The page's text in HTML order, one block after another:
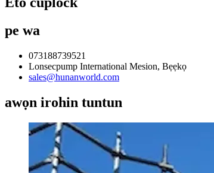
pe wa
073188739521
Lonsecpump International Mesion, Bẹẹkọ
sales@hunanworld.com
awọn irohin tuntun